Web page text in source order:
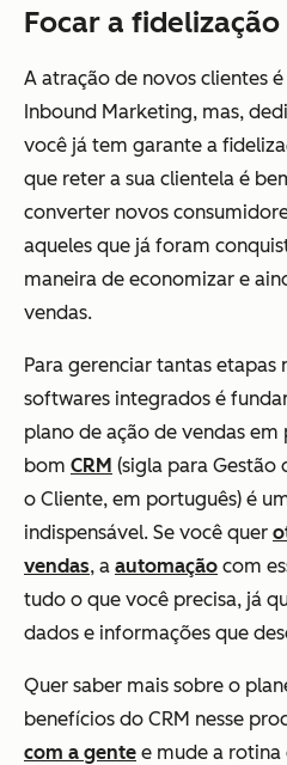
Focar a
A atração de novos clientes
Inbound Marketing, mas,
você já tem garante a
que reter a sua clientela é
converter novos
aqueles que já foram
maneira de economizar e
vendas.
Para gerenciar tantas
softwares integrados é
plano de ação de vendas em
bom CRM (sigla para Gestão
o Cliente, em português) é
indispensável. Se você quer
vendas, a automação com
tudo o que você precisa, já
dados e informações que
Quer saber mais sobre o
benefícios do CRM nesse
com a gente e mude a rotina